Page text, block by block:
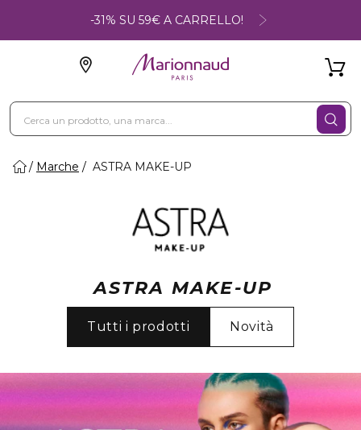
-31% SU 59€ A CARRELLO!
Marche ASTRA MAKE-UP
ASTRA MAKE-UP
Tutti i prodotti Novità